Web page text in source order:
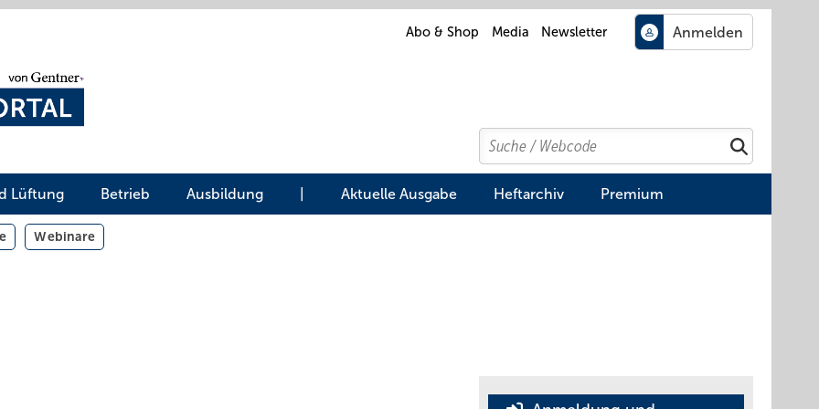
Abo & Shop Media Newsletter
Search
Suchen
Lüftung Betrieb Ausbildung Aktuelle Ausgabe Heftarchiv Premium
Webinare